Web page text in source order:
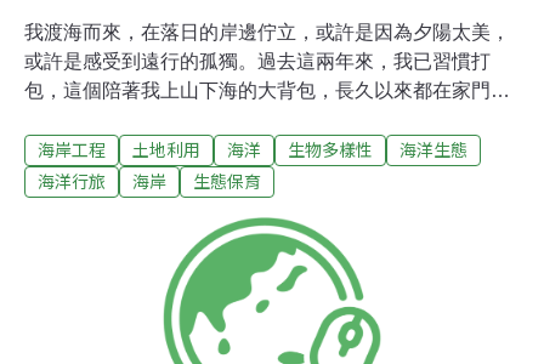
我渡海而來，在落日的岸邊佇立，或許是因為夕陽太美，
或許是感受到遠行的孤獨。過去這兩年來，我已習慣打
包，這個陪著我上山下海的大背包，長久以來都在家門口
無數個日子，我揚起風帆，駛離了我的廚房與客廳，暫別
了孩子騎腳踏車的中庭。我重回海上，在流浪中繼續尋找
手，因為我從來不會暈船。其實，從小我在台北都會中長
大，對海洋一向陌生，記得有一次學校遠足，我們來到了
一片海灣，老師再三叮嚀我們不准在這裡拍照，我偷瞄著
遠方的綠色軍營，那時很多事都得偷偷來著，偷偷聽著對
岸的廣播節目，偷偷地跟男校聯誼，偷偷地跑到海邊玩。
海岸工程 土地利用 海洋 生物多樣性
海洋生態
海洋行旅
海岸 生態保育